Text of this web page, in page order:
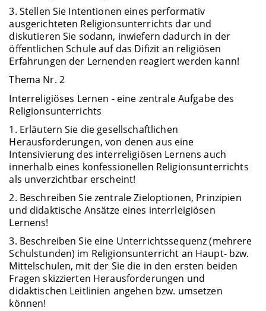
3. Stellen Sie Intentionen eines performativ
ausgerichteten Religionsunterrichts dar und
diskutieren Sie sodann, inwiefern dadurch in der
öffentlichen Schule auf das Difizit an religiösen
Erfahrungen der Lernenden reagiert werden kann!
Thema Nr. 2
Interreligiöses Lernen - eine zentrale Aufgabe des
Religionsunterrichts
1. Erläutern Sie die gesellschaftlichen
Herausforderungen, von denen aus eine
Intensivierung des interreligiösen Lernens auch
innerhalb eines konfessionellen Religionsunterrichts
als unverzichtbar erscheint!
2. Beschreiben Sie zentrale Zieloptionen, Prinzipien
und didaktische Ansätze eines interrleigiösen
Lernens!
3. Beschreiben Sie eine Unterrichtssequenz (mehrere
Schulstunden) im Religionsunterricht an Haupt- bzw.
Mittelschulen, mit der Sie die in den ersten beiden
Fragen skizzierten Herausforderungen und
didaktischen Leitlinien angehen bzw. umsetzen
können!